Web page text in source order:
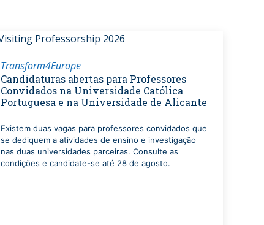
Transform4Europe
Candidaturas abertas para Professores
Convidados na Universidade Católica
Portuguesa e na Universidade de Alicante
Existem duas vagas para professores convidados que
se dediquem a atividades de ensino e investigação
nas duas universidades parceiras. Consulte as
condições e candidate-se até 28 de agosto.